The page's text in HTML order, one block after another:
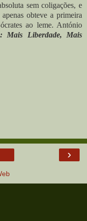
sem coligações, e
obteve a primeira
ao leme. António
Mais Liberdade, Mais
›